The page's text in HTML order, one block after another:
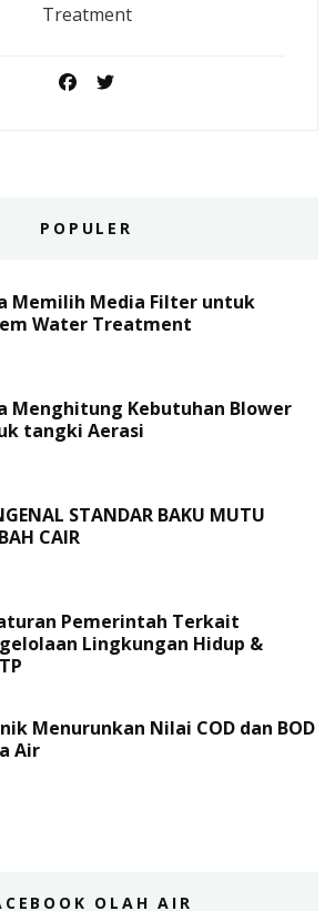
Treatment
POPULER
Memilih Media Filter untuk
Water Treatment
Menghitung Kebutuhan Blower
tangki Aerasi
STANDAR BAKU MUTU
CAIR
Pemerintah Terkait
Lingkungan Hidup &
Menurunkan Nilai COD dan BOD
Air
OLAH AIR